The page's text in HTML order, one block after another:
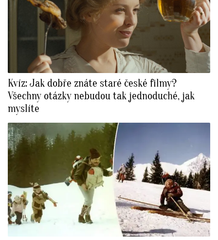
Kvíz: Jak dobře znáte staré české filmy?
Všechny otázky nebudou tak jednoduché, jak
myslíte